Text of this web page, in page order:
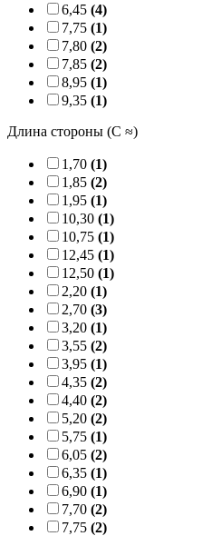
6,45 (4)
7,75 (1)
7,80 (2)
7,85 (2)
8,95 (1)
9,35 (1)
Длина стороны (C ≈)
1,70 (1)
1,85 (2)
1,95 (1)
10,30 (1)
10,75 (1)
12,45 (1)
12,50 (1)
2,20 (1)
2,70 (3)
3,20 (1)
3,55 (2)
3,95 (1)
4,35 (2)
4,40 (2)
5,20 (2)
5,75 (1)
6,05 (2)
6,35 (1)
6,90 (1)
7,70 (2)
7,75 (2)